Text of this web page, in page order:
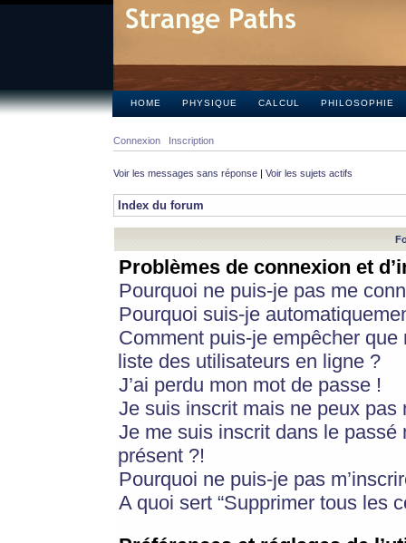
HOME PHYSIQUE CALCUL PHILOSOPHIE
Connexion Inscription
Voir les messages sans réponse | Voir les sujets actifs
Index du forum
Problèmes de connexion et
Pourquoi ne puis-je pas me
Pourquoi suis-je
Comment puis-je empêcher
liste des utilisateurs en ligne ?
J’ai perdu mon mot de passe !
Je suis inscrit mais ne peux pas
Je me suis inscrit dans le
présent ?!
Pourquoi ne puis-je pas
A quoi sert “Supprimer tous les